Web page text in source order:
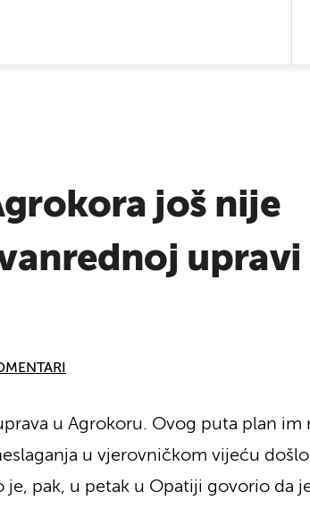
još nije
upravi
u Agrokoru. Ovog puta plan
u vjerovničkom vijeću
pak, u petak u Opatiji govorio da